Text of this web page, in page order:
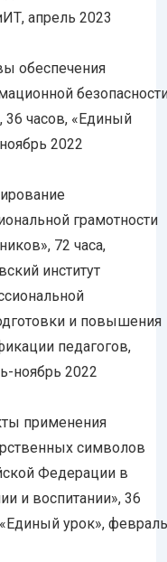
апрель 2023
обеспечения
36 часов, «Единый
2022
грамотности
72 часа,
институт
и повышения
педагогов,
ноябрь 2022
применения
символов
Федерации в
и воспитании», 36
урок», февраль